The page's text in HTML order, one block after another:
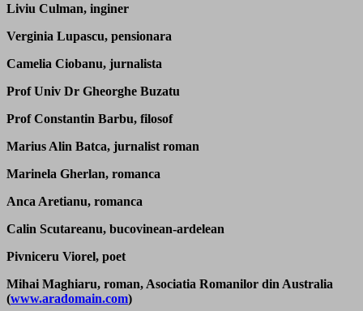
Liviu Culman, inginer
Verginia Lupascu, pensionara
Camelia Ciobanu, jurnalista
Prof Univ Dr Gheorghe Buzatu
Prof Constantin Barbu, filosof
Marius Alin Batca, jurnalist roman
Marinela Gherlan, romanca
Anca Aretianu, romanca
Calin Scutareanu, bucovinean-ardelean
Pivniceru Viorel, poet
Mihai Maghiaru, roman, Asociatia Romanilor din Australia
(www.aradomain.com)